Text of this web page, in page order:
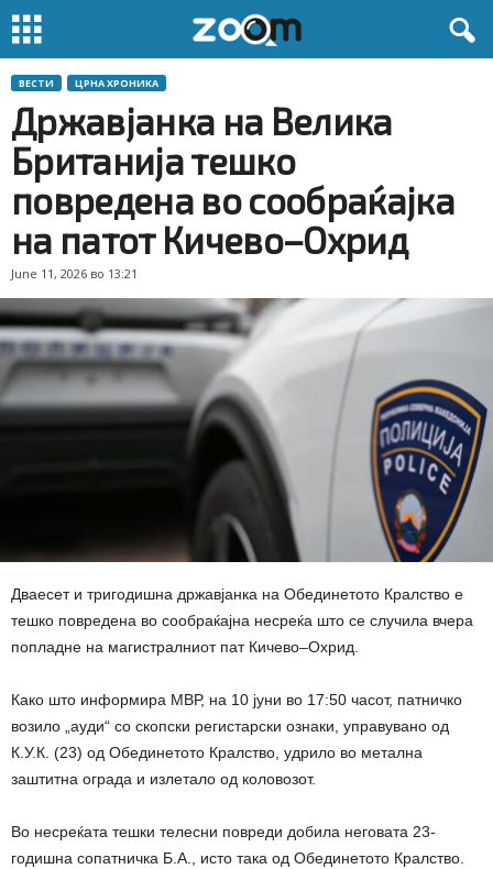
ВЕСТИ ЦРНА ХРОНИКА
Државјанка на Велика
Британија тешко
повредена во сообраќајка
на патот Кичево–Охрид
June 11, 2026 во 13:21
Дваесет и тригодишна државјанка на Обединетото Кралство е
тешко повредена во сообраќајна несреќа што се случила вчера
попладне на магистралниот пат Кичево–Охрид.
Како што информира МВР, на 10 јуни во 17:50 часот, патничко
возило „ауди“ со скопски регистарски ознаки, управувано од
К.У.К. (23) од Обединетото Кралство, удрило во метална
заштитна ограда и излетало од коловозот.
Во несреќата тешки телесни повреди добила неговата 23-
годишна сопатничка Б.А., исто така од Обединетото Кралство.